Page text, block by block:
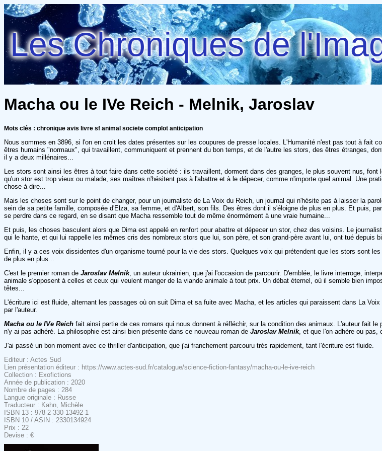
Les Chroniques de
Macha ou le IVe Reich - Melnik, Jaroslav
Mots clés : chronique avis livre sf animal societe complot anticipation
Nous sommes en 3896, si l'on en croit les dates présentes sur les coupures de presse locales. L'Humanité n'est pas tout à fait
êtres humains "normaux", qui travaillent, communiquent et prennent du bon temps, et de l'autre les stors, des êtres étranges,
il y a deux millénaires...
Les stors sont ainsi les êtres à tout faire dans cette société : ils travaillent, dorment dans des granges, le plus souvent nus,
qu'un stor est trop vieux ou malade, ses maîtres n'hésitent pas à l'abattre et à le dépecer, comme n'importe quel animal. Une
chose à dire...
Mais les choses sont sur le point de changer, pour un journaliste de La Voix du Reich, un journal qui n'hésite pas à laisser la
sein de sa petite famille, composée d'Elza, sa femme, et d'Albert, son fils. Des êtres dont il s'éloigne de plus en plus. Et puis,
se perdre dans ce regard, en se disant que Macha ressemble tout de même énormément à une vraie humaine...
Et puis, les choses basculent alors que Dima est appelé en renfort pour abattre et dépecer un stor, chez des voisins. Le
qui le hante, et qui lui rappelle les mêmes cris des nombreux stors que lui, son père, et son grand-père avant lui, ont tué depuis
Enfin, il y a ces voix dissidentes d'un organisme tourné pour la vie des stors. Quelques voix qui prétendent que les stors sont
de plus en plus...
C'est le premier roman de Jaroslav Melnik, un auteur ukrainien, que j'ai l'occasion de parcourir. D'emblée, le livre interroge,
animale s'opposent à celles et ceux qui veulent manger de la viande animale à tout prix. Un débat éternel, où il semble bien
têtes...
L'écriture ici est fluide, alternant les passages où on suit Dima et sa fuite avec Macha, et les articles qui paraissent dans La
par l'auteur.
Macha ou le IVe Reich fait ainsi partie de ces romans qui nous donnent à réfléchir, sur la condition des animaux. L'auteur fait
n'y ai pas adhéré. La philosophie est ainsi bien présente dans ce nouveau roman de Jaroslav Melnik, et que l'on adhère ou pas,
J'ai passé un bon moment avec ce thriller d'anticipation, que j'ai franchement parcouru très rapidement, tant l'écriture est fluide.
Editeur : Actes Sud
Lien présentation éditeur : https://www.actes-sud.fr/catalogue/science-fiction-fantasy/macha-ou-le-ive-reich
Collection : Exofictions
Année de publication : 2020
Nombre de pages : 284
Langue originale : Russe
Traducteur : Kahn, Michèle
ISBN 13 : 978-2-330-13492-1
ISBN 10 / ASIN : 2330134924
Prix : 22
Devise : €